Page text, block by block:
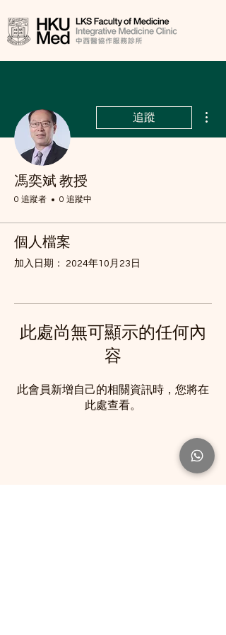
追蹤
馮奕斌 教授
0 追蹤者 0 追蹤中
個人檔案
加入日期： 2024年10月23日
此處尚無可顯示的任何內
容
此會員新增自己的相關資訊時，您將在
此處查看。